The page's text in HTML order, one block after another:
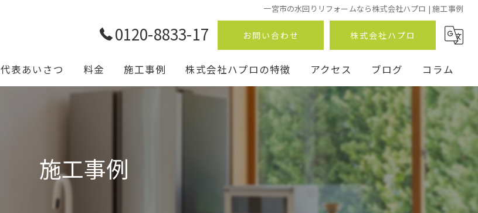
一宮市の水回りリフォームなら株式会社ハプロ | 施工事例
0120-8833-17 お問い合わせ 株式会社ハプロ
代表あいさつ 料金 施工事例 株式会社ハプロの特徴 アクセス ブログ コラム
施工事例